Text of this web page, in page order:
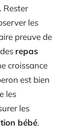
Rester
les
preuve de
repas
croissance
est bien
les
les
bébé.